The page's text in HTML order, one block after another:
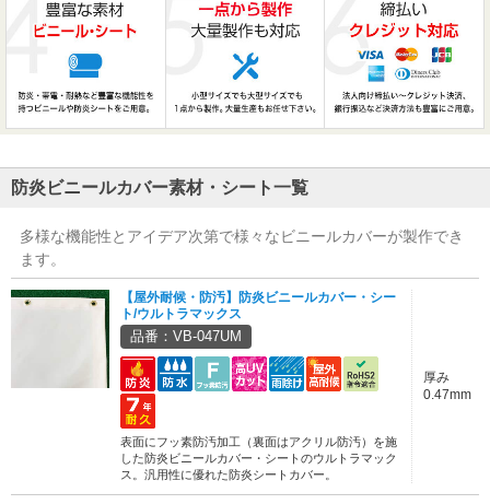
防炎ビニールカバー素材・シート一覧
多様な機能性とアイデア次第で様々なビニールカバーが製作でき
ます。
【屋外耐候・防汚】防炎ビニールカバー・シー
ト/ウルトラマックス
品番：VB-047UM
表面にフッ素防汚加工（裏面はアクリル防汚）を施
した防炎ビニールカバー・シートのウルトラマック
ス。汎用性に優れた防炎シートカバー。
厚み
0.47mm